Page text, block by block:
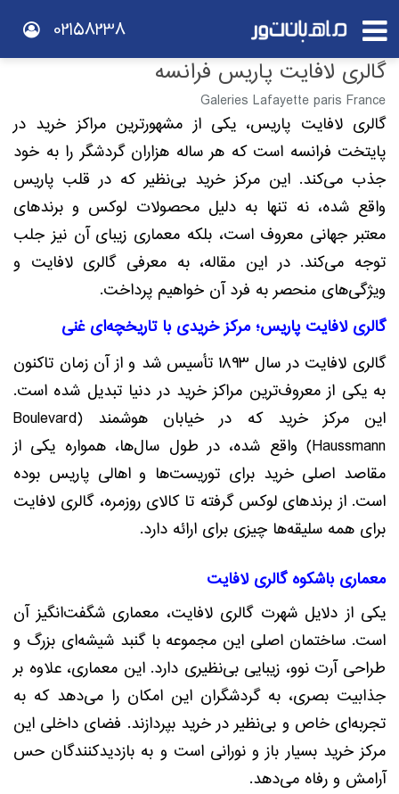
02158238
گالری لافایت پاریس فرانسه
Galeries Lafayette paris France
گالری لافایت پاریس، یکی از مشهورترین مراکز خرید در
پایتخت فرانسه است که هر ساله هزاران گردشگر را به خود
جذب می‌کند. این مرکز خرید بی‌نظیر که در قلب پاریس
واقع شده، نه تنها به دلیل محصولات لوکس و برندهای
معتبر جهانی معروف است، بلکه معماری زیبای آن نیز جلب
توجه می‌کند. در این مقاله، به معرفی گالری لافایت و
ویژگی‌های منحصر به فرد آن خواهیم پرداخت.
گالری لافایت پاریس؛ مرکز خریدی با تاریخچه‌ای غنی
گالری لافایت در سال ۱۸۹۳ تأسیس شد و از آن زمان تاکنون
به یکی از معروف‌ترین مراکز خرید در دنیا تبدیل شده است.
این مرکز خرید که در خیابان هوشمند (Boulevard
Haussmann) واقع شده، در طول سال‌ها، همواره یکی از
مقاصد اصلی خرید برای توریست‌ها و اهالی پاریس بوده
است. از برندهای لوکس گرفته تا کالای روزمره، گالری لافایت
برای همه سلیقه‌ها چیزی برای ارائه دارد.
معماری باشکوه گالری لافایت
یکی از دلایل شهرت گالری لافایت، معماری شگفت‌انگیز آن
است. ساختمان اصلی این مجموعه با گنبد شیشه‌ای بزرگ و
طراحی آرت نوو، زیبایی بی‌نظیری دارد. این معماری، علاوه بر
جذابیت بصری، به گردشگران این امکان را می‌دهد که به
تجربه‌ای خاص و بی‌نظیر در خرید بپردازند. فضای داخلی این
مرکز خرید بسیار باز و نورانی است و به بازدیدکنندگان حس
آرامش و رفاه می‌دهد.